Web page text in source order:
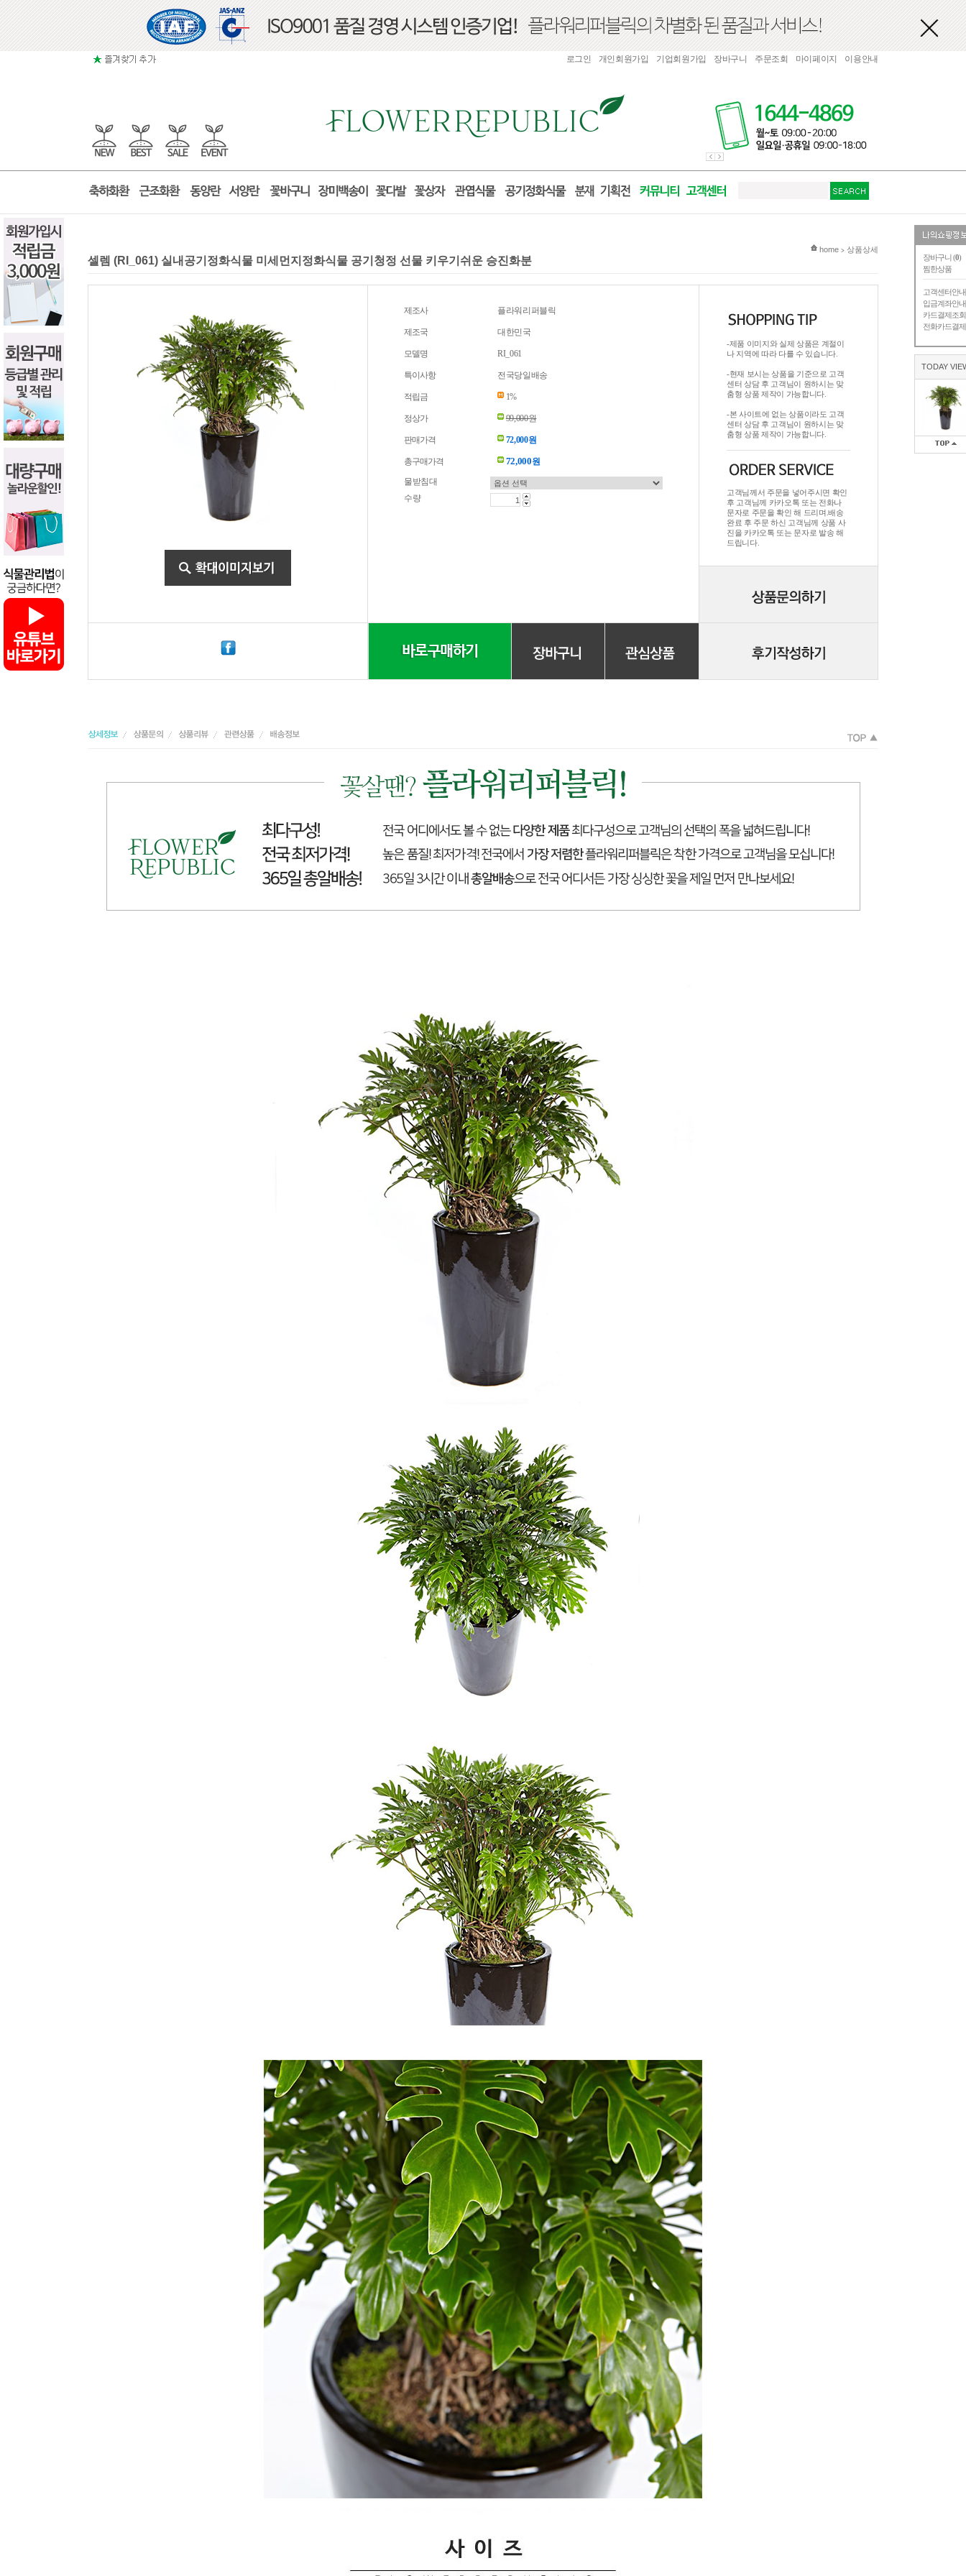
장바구니 (0)
찜한상품
고객센터안내
입금계좌안내
카드결제조회
전화카드결제
TODAY
로그인 개인회원가입 기업회원가입 장바구니 주문조회 마이페이지 이용안내
현재 위치
home > 상품상세
셀렘 (RI_061) 실내공기정화식물 미세먼지정화식물 공기청정 선물 키우기쉬운 승진화분
제조사 플라워리퍼블릭
제조국 대한민국
모델명 RI_061
특이사항 전국당일배송
적립금 1%
정상가 99,000원
판매가격 72,000원
총구매가격 72,000원
물받침대
수량
-제품 이미지와 실제 상품은 계절이
나 지역에 따라 다를 수 있습니다.
-현재 보시는 상품을 기준으로 고객
센터 상담 후 고객님이 원하시는 맞
춤형 상품 제작이 가능합니다.
-본 사이트에 없는 상품이라도 고객
센터 상담 후 고객님이 원하시는 맞
춤형 상품 제작이 가능합니다.
고객님께서 주문을 넣어주시면 확인
후 고객님께 카카오톡 또는 전화나
문자로 주문을 확인 해 드리며.배송
완료 후 주문 하신 고객님께 상품 사
진을 카카오톡 또는 문자로 발송 해
드립니다.